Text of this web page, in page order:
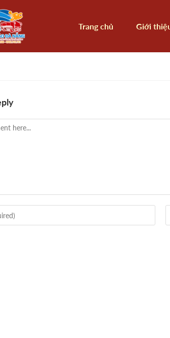
Trang chủ Giới